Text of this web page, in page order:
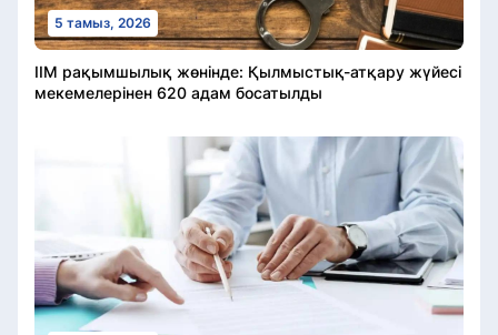
5 тамыз, 2026
ІІМ рақымшылық жөнінде: Қылмыстық-атқару жүйесі
мекемелерінен 620 адам босатылды